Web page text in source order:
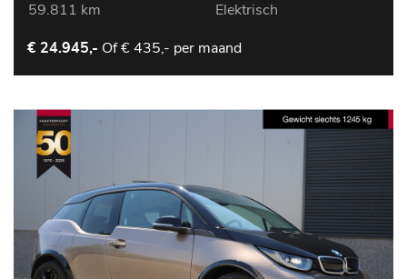
59.811 km
Elektrisch
€ 24.945,- Of€ 435,- per maand